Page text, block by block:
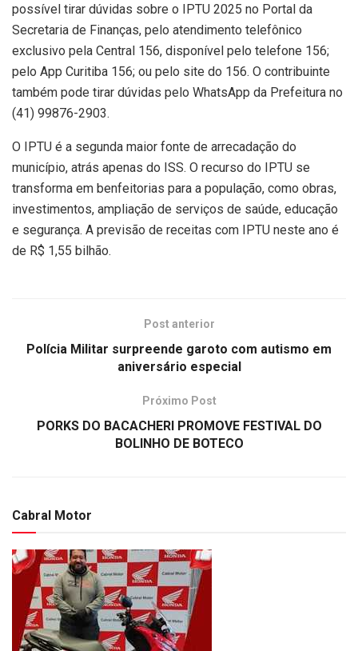
possível tirar dúvidas sobre o IPTU 2025 no Portal da
Secretaria de Finanças, pelo atendimento telefônico
exclusivo pela Central 156, disponível pelo telefone 156;
pelo App Curitiba 156; ou pelo site do 156. O contribuinte
também pode tirar dúvidas pelo WhatsApp da Prefeitura no
(41) 99876-2903.
O IPTU é a segunda maior fonte de arrecadação do
município, atrás apenas do ISS. O recurso do IPTU se
transforma em benfeitorias para a população, como obras,
investimentos, ampliação de serviços de saúde, educação
e segurança. A previsão de receitas com IPTU neste ano é
de R$ 1,55 bilhão.
Post anterior
Polícia Militar surpreende garoto com autismo em
aniversário especial
Próximo Post
PORKS DO BACACHERI PROMOVE FESTIVAL DO
BOLINHO DE BOTECO
Cabral Motor